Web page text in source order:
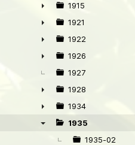
►
►
1915
►
1921
►
1922
►
1926
1927
►
1928
►
1934
1935
1935-02